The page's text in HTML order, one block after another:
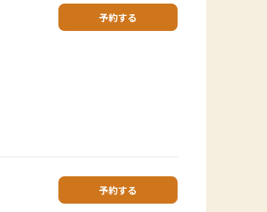
予約する
予約する